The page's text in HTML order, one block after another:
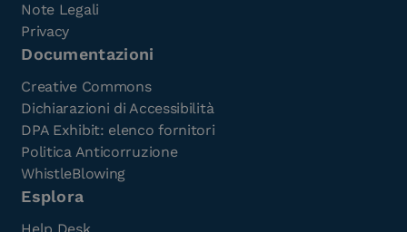
Note Legali
Privacy
Documentazioni
Creative Commons
Dichiarazioni di Accessibilità
DPA Exhibit: elenco fornitori
Politica Anticorruzione
WhistleBlowing
Esplora